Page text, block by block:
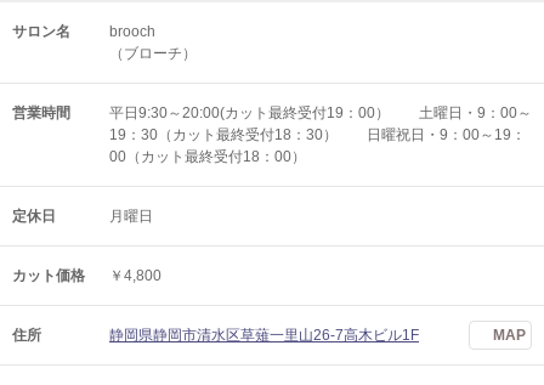
サロン名
brooch
（ブローチ）
営業時間
平日9:30～20:00(カット最終受付19：00） 土曜日・9：00～
19：30（カット最終受付18：30） 日曜祝日・9：00～19：
00（カット最終受付18：00）
定休日 月曜日
カット価格 ￥4,800
住所 静岡県静岡市清水区草薙一里山26-7高木ビル1F MAP